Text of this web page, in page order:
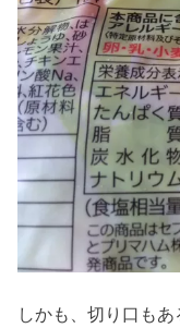
しかも、切り口も